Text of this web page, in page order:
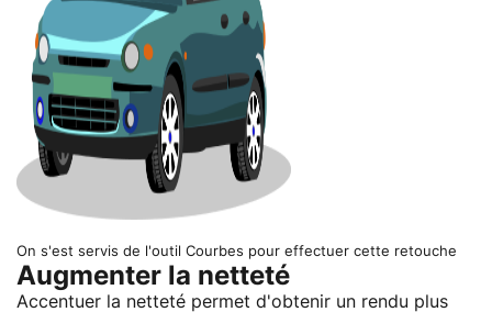
On s'est servis de l'outil Courbes pour effectuer cette retouche
Augmenter la netteté
Accentuer la netteté permet d'obtenir un rendu plus